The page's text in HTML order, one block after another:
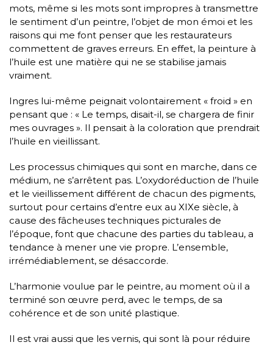
mots, même si les mots sont impropres à transmettre
le sentiment d’un peintre, l’objet de mon émoi et les
raisons qui me font penser que les restaurateurs
commettent de graves erreurs. En effet, la peinture à
l’huile est une matière qui ne se stabilise jamais
vraiment.
Ingres lui-même peignait volontairement « froid » en
pensant que : « Le temps, disait-il, se chargera de finir
mes ouvrages ». Il pensait à la coloration que prendrait
l’huile en vieillissant.
Les processus chimiques qui sont en marche, dans ce
médium, ne s’arrêtent pas. L’oxydoréduction de l’huile
et le vieillissement différent de chacun des pigments,
surtout pour certains d’entre eux au XIXe siècle, à
cause des fâcheuses techniques picturales de
l’époque, font que chacune des parties du tableau, a
tendance à mener une vie propre. L’ensemble,
irrémédiablement, se désaccorde.
L’harmonie voulue par le peintre, au moment où il a
terminé son œuvre perd, avec le temps, de sa
cohérence et de son unité plastique.
Il est vrai aussi que les vernis, qui sont là pour réduire